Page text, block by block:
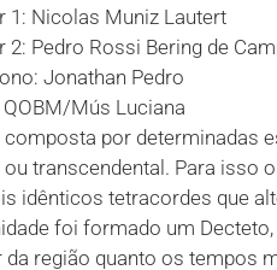
1: Nicolas Muniz Lautert
2: Pedro Rossi Bering de
Jonathan Pedro
QOBM/Mús Luciana
por determinadas
transcendental. Para isso
idênticos tetracordes que
foi formado um
região quanto os tempos